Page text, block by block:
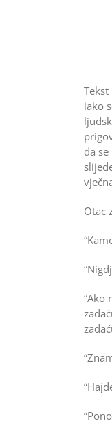
iako
da
Otac
“Ako